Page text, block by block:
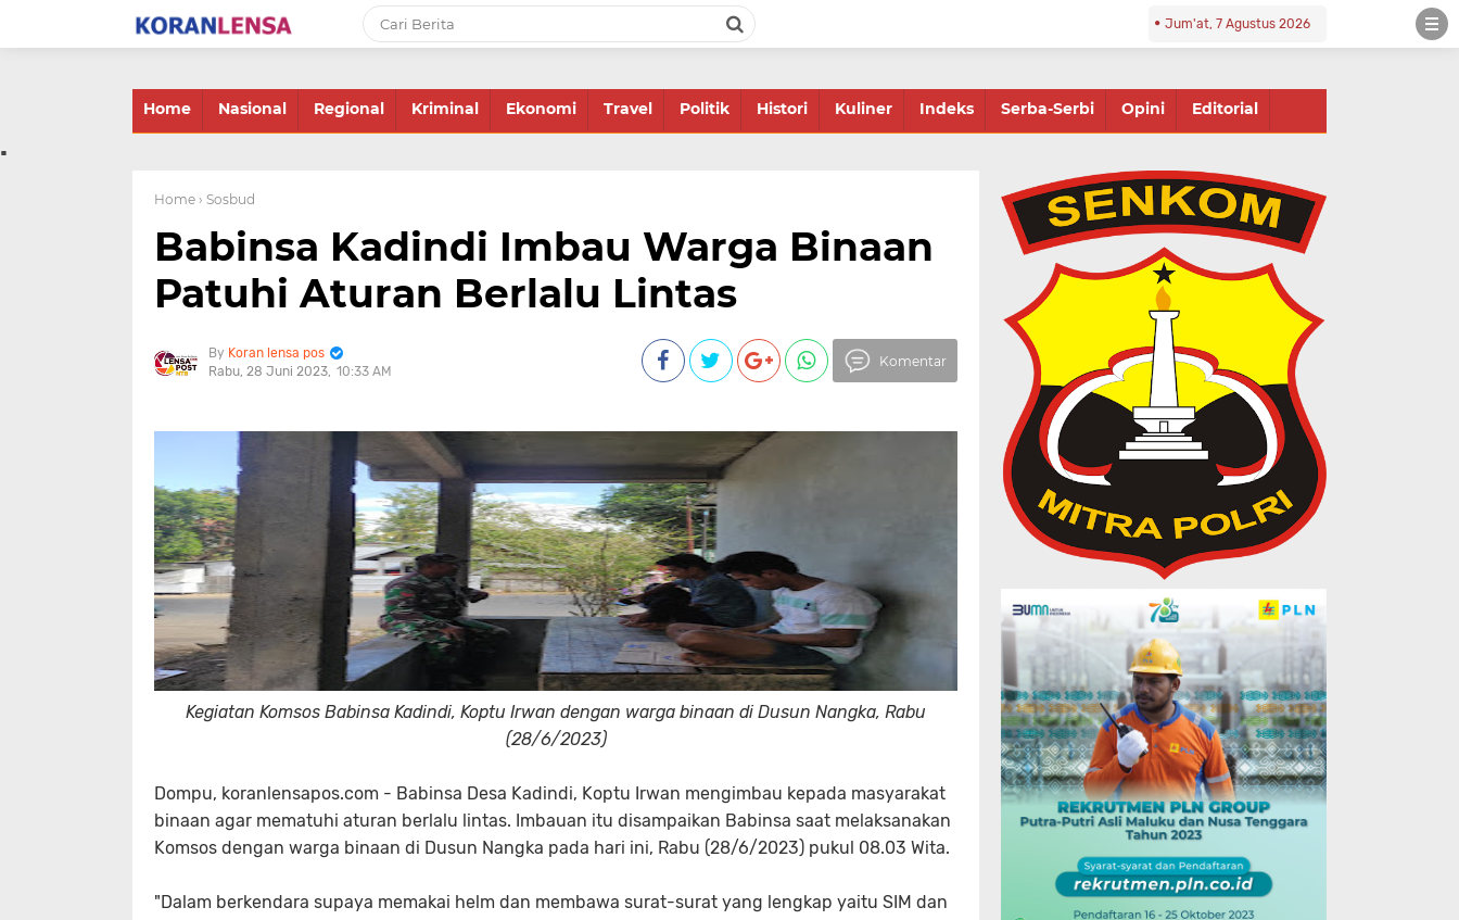
Jum'at, 7 Agustus 2026
Home Nasional Regional Kriminal Ekonomi Travel Politik Histori Kuliner Indeks Serba-Serbi Opini Editorial
.
Home › Sosbud
Babinsa Kadindi Imbau Warga Binaan
Patuhi Aturan Berlalu Lintas
Koran lensa pos
Rabu, 28 Juni 2023 10:33 AM
Komentar
Kegiatan Komsos Babinsa Kadindi, Koptu Irwan dengan warga binaan di Dusun Nangka, Rabu
(28/6/2023)
Dompu, koranlensapos.com - Babinsa Desa Kadindi, Koptu Irwan mengimbau kepada masyarakat
binaan agar mematuhi aturan berlalu lintas. Imbauan itu disampaikan Babinsa saat melaksanakan
Komsos dengan warga binaan di Dusun Nangka pada hari ini, Rabu (28/6/2023) pukul 08.03 Wita.
"Dalam berkendara supaya memakai helm dan membawa surat-surat yang lengkap yaitu SIM dan